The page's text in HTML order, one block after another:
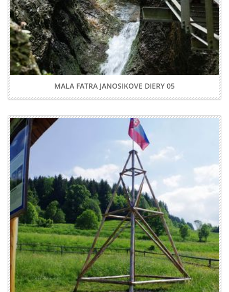
MALA FATRA JANOSIKOVE DIERY 05